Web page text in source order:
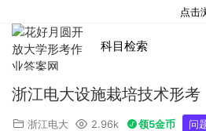
科目检索
浙江电大设施栽培技术形
浙江电大 2.96k 领5金币 问
点击